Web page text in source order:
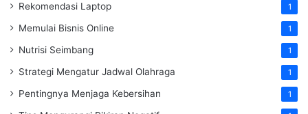
Rekomendasi Laptop 1
Memulai Bisnis Online 1
Nutrisi Seimbang 1
Strategi Mengatur Jadwal Olahraga 1
Pentingnya Menjaga Kebersihan 1